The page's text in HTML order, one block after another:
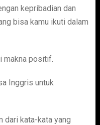
kepribadian dan
bisa kamu ikuti dalam
makna positif.
Inggris untuk
dari kata-kata yang